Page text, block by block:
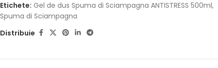
Etichete: Gel de dus Spuma di Sciampagna ANTISTRESS 500ml,
Spuma di Sciampagna
Distribuie